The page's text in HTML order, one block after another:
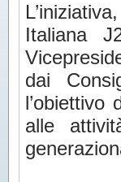
Italiana
dai
l’obiettivo
alle